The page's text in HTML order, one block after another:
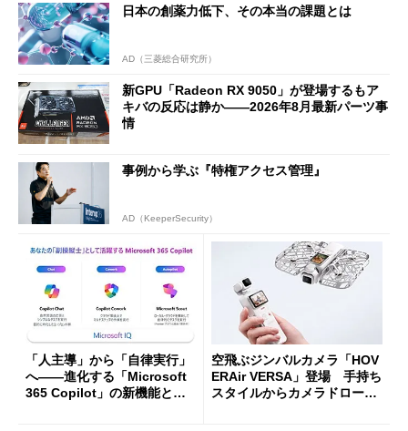
日本の創薬力低下、その本当の課題とは
AD（三菱総合研究所）
新GPU「Radeon RX 9050」が登場するもア
キバの反応は静か――2026年8月最新パーツ事
情
事例から学ぶ『特権アクセス管理』
AD（KeeperSecurity）
「人主導」から「自律実行」
へ――進化する「Microsoft
365 Copilot」の新機能とエ
空飛ぶジンバルカメラ「HOV
ERAir VERSA」登場 手持ち
スタイルからカメラドローン